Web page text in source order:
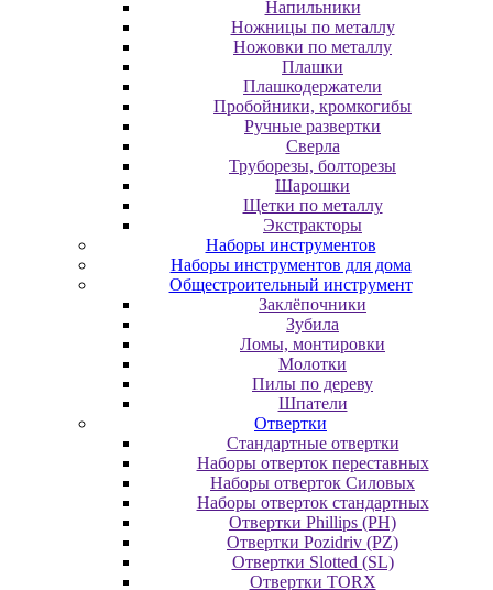
Напильники
Ножницы по металлу
Ножовки по металлу
Плашки
Плашкодержатели
Пробойники, кромкогибы
Ручные развертки
Сверла
Труборезы, болторезы
Шарошки
Щетки по металлу
Экcтpaктopы
Наборы инструментов
Наборы инструментов для дома
Общестроительный инструмент
Заклёпочники
Зубила
Ломы, монтировки
Молотки
Пилы по дереву
Шпатели
Отвертки
Cтандартные отвертки
Наборы отверток переставных
Наборы отверток Силовых
Наборы отверток стандартных
Отвертки Phillips (PH)
Отвертки Pozidriv (PZ)
Отвертки Slotted (SL)
Отвертки TORX